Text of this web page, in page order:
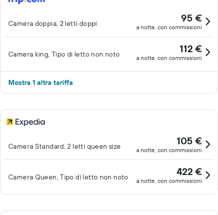
Camera doppia, 2 letti doppi 95 €
a notte, con commissioni
Camera king, Tipo di letto non noto 112 €
a notte, con commissioni
Mostra 1 altra tariffa
Camera Standard, 2 letti queen size 105 €
a notte, con commissioni
Camera Queen, Tipo di letto non noto 422 €
a notte, con commissioni